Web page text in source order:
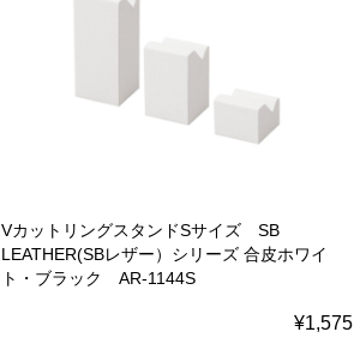
VカットリングスタンドSサイズ SB
LEATHER(SBレザー）シリーズ 合皮ホワイ
ト・ブラック AR-1144S
¥1,575